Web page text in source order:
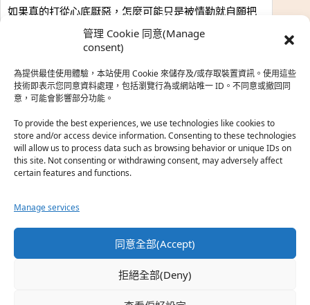
管理 Cookie 同意(Manage
consent)
為提供最佳使用體驗，本站使用 Cookie 來儲存及/或存取裝置資訊。使用這些
技術即表示您同意資料處理，包括瀏覽行為或網站唯一 ID。不同意或撤回同
意，可能會影響部分功能。
To provide the best experiences, we use technologies like cookies to
store and/or access device information. Consenting to these technologies
will allow us to process data such as browsing behavior or unique IDs on
this site. Not consenting or withdrawing consent, may adversely affect
certain features and functions.
Manage services
同意全部(Accept)
拒絕全部(Deny)
如果真的打從心底厭惡，怎麼可能只是被情勒就自願把
熱帶魚·2026-06-22
之前看到網路上有人說灰二自私情勒大家陪他圓夢，但
真…
於『強風吹拂』
珊·2026-06-18
第…
於『白領羽球部』